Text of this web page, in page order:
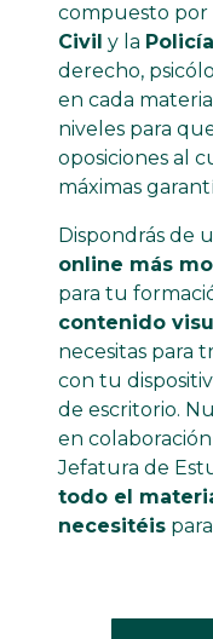
compuesto por
Civil y la
derecho,
en cada
niveles para
oposiciones al
máximas
Dispondrás de
online más
para tu
contenido
necesitas para
con tu
de escritorio.
en
Jefatura de
todo el
necesitéis